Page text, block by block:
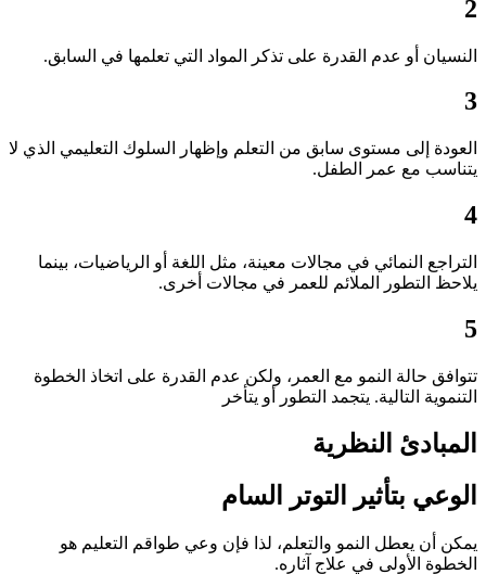
2
النسيان أو عدم القدرة على تذكر المواد التي تعلمها في السابق.
3
العودة إلى مستوى سابق من التعلم وإظهار السلوك التعليمي الذي لا
يتناسب مع عمر الطفل.
4
التراجع النمائي في مجالات معينة، مثل اللغة أو الرياضيات، بينما
يلاحظ التطور الملائم للعمر في مجالات أخرى.
5
تتوافق حالة النمو مع العمر، ولكن عدم القدرة على اتخاذ الخطوة
التنموية التالية. يتجمد التطور أو يتأخر
المبادئ النظرية
الوعي بتأثير التوتر السام
يمكن أن يعطل النمو والتعلم، لذا فإن وعي طواقم التعليم هو
الخطوة الأولى في علاج آثاره.